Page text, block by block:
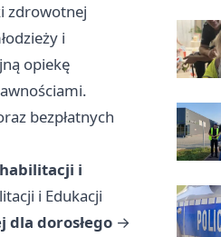
zdrowotnej
i
opiekę
bezpłatnych
i
i Edukacji
dorosłego →